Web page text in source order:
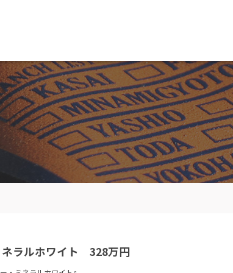
在庫リスト
Stock list
アクセスマップ
Access map
オーダーサービス
Order service
ラルホワイト 328万円